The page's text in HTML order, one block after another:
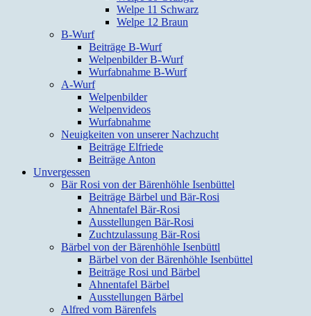
Welpe 11 Schwarz
Welpe 12 Braun
B-Wurf
Beiträge B-Wurf
Welpenbilder B-Wurf
Wurfabnahme B-Wurf
A-Wurf
Welpenbilder
Welpenvideos
Wurfabnahme
Neuigkeiten von unserer Nachzucht
Beiträge Elfriede
Beiträge Anton
Unvergessen
Bär Rosi von der Bärenhöhle Isenbüttel
Beiträge Bärbel und Bär-Rosi
Ahnentafel Bär-Rosi
Ausstellungen Bär-Rosi
Zuchtzulassung Bär-Rosi
Bärbel von der Bärenhöhle Isenbüttl
Bärbel von der Bärenhöhle Isenbüttel
Beiträge Rosi und Bärbel
Ahnentafel Bärbel
Ausstellungen Bärbel
Alfred vom Bärenfels